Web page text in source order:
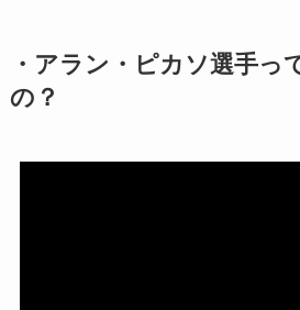
・アラン・ピカソ選手っ
の？